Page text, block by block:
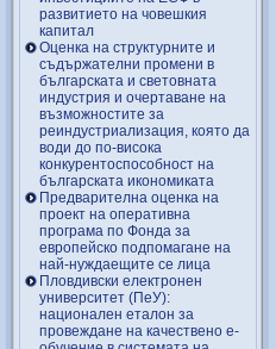
развитието на човешкия
капитал
Оценка на структурните и
съдържателни промени в
българската и световната
индустрия и очертаване на
възможностите за
реиндустриализация, която да
води до по-висока
конкурентоспособност на
българската икономиката
Предварителна оценка на
проект на оперативна
програма по Фонда за
европейско подпомагане на
най-нуждаещите се лица
Пловдивски електронен
университет (ПеУ):
национален еталон за
провеждане на качествено е-